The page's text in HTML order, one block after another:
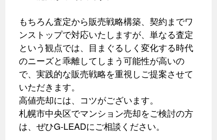
もちろん査定から販売戦略構築、契約までワ
ンストップで対応いたしますが、単なる査定
という観点では、目まぐるしく変化する時代
のニーズと乖離してしまう可能性が高いの
で、実践的な販売戦略を重視しご提案させて
いただきます。
高値売却には、コツがございます。
札幌市中央区でマンション売却をご検討の方
は、ぜひG-LEADにご相談ください。